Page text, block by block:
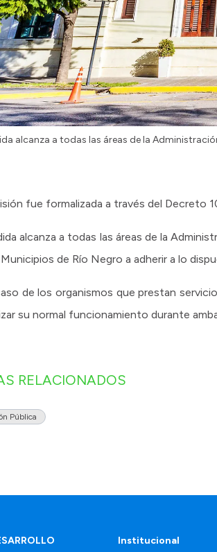
alcanza a todas las áreas de la
fue formalizada a través del Decreto
alcanza a todas las áreas de la
de Río Negro a adherir a lo
de los organismos que prestan
su normal funcionamiento durante
RELACIONADOS
Pública
Institucional